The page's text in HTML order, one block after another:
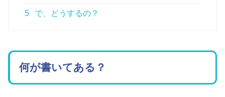
5 で、どうするの？
何が書いてある？